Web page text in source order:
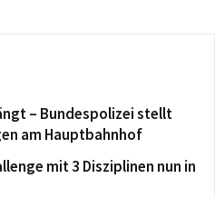
– Bundespolizei stellt
am Hauptbahnhof
mit 3 Disziplinen nun in